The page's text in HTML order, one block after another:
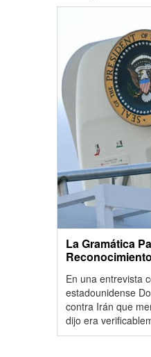
La Gramática
En una entrevista
estadounidense
contra Irán que
dijo era